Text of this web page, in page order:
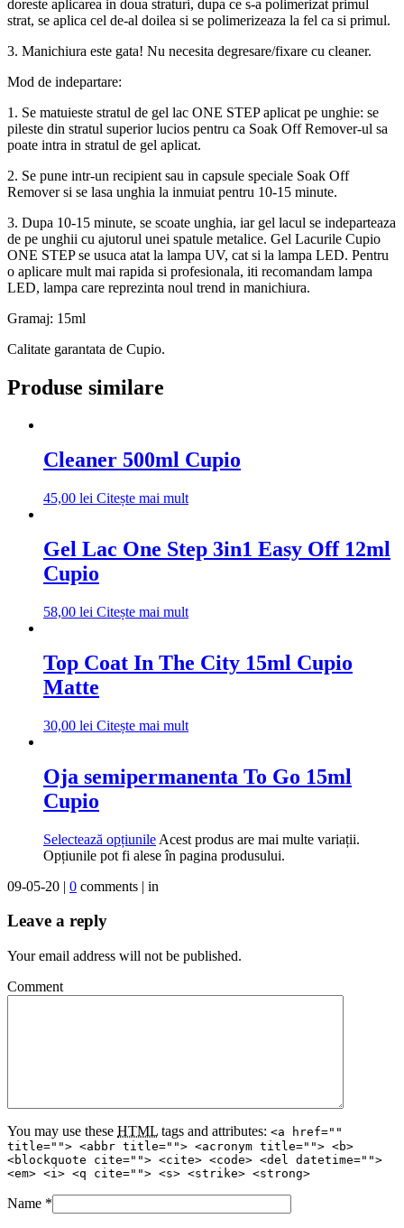
doreste aplicarea in doua straturi, dupa ce s-a polimerizat primul
strat, se aplica cel de-al doilea si se polimerizeaza la fel ca si primul.
3. Manichiura este gata! Nu necesita degresare/fixare cu cleaner.
Mod de indepartare:
1. Se matuieste stratul de gel lac ONE STEP aplicat pe unghie: se
pileste din stratul superior lucios pentru ca Soak Off Remover-ul sa
poate intra in stratul de gel aplicat.
2. Se pune intr-un recipient sau in capsule speciale Soak Off
Remover si se lasa unghia la inmuiat pentru 10-15 minute.
3. Dupa 10-15 minute, se scoate unghia, iar gel lacul se indeparteaza
de pe unghii cu ajutorul unei spatule metalice. Gel Lacurile Cupio
ONE STEP se usuca atat la lampa UV, cat si la lampa LED. Pentru
o aplicare mult mai rapida si profesionala, iti recomandam lampa
LED, lampa care reprezinta noul trend in manichiura.
Gramaj: 15ml
Calitate garantata de Cupio.
Produse similare
Cleaner 500ml Cupio
45,00 lei Citește mai mult
Gel Lac One Step 3in1 Easy Off 12ml
Cupio
58,00 lei Citește mai mult
Top Coat In The City 15ml Cupio
Matte
30,00 lei Citește mai mult
Oja semipermanenta To Go 15ml
Cupio
Selectează opțiunile Acest produs are mai multe variații.
Opțiunile pot fi alese în pagina produsului.
09-05-20 | 0 comments | in
Leave a reply
Your email address will not be published.
Comment
You may use these HTML tags and attributes: <a href=""
title=""> <abbr title=""> <acronym title=""> <b>
<blockquote cite=""> <cite> <code> <del datetime="">
<em> <i> <q cite=""> <s> <strike> <strong>
Name *